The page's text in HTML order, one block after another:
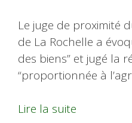
Le juge de proximité
de La Rochelle a
des biens” et jugé la
“proportionnée à
Lire la suite